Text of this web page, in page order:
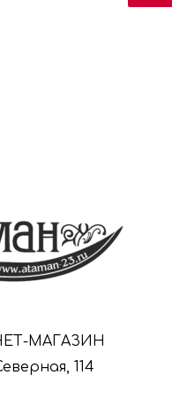
МАГАЗИН
114